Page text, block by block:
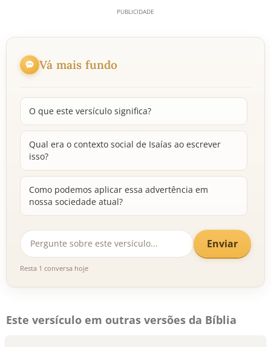
Vá mais fundo
O que este versículo significa?
Qual era o contexto social de Isaías ao escrever
isso?
Como podemos aplicar essa advertência em
nossa sociedade atual?
Enviar
Resta 1 conversa hoje
Este versículo em outras versões da Bíblia